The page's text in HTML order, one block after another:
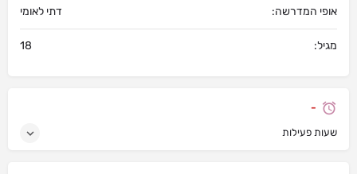
אופי המדרשה: דתי לאומי
מגיל: 18
-
שעות פעילות